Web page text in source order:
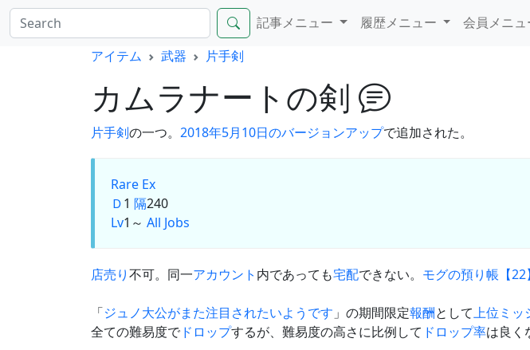
記事メニュー 履歴メニュー 会員メニュ
アイテム
武器 片手剣
カムラナートの剣
片手剣の一つ。 2018年5月10日のバージョンアップで追加された。
Rare Ex
Ｄ1 隔240
Lv1～ All Jobs
店売り不可。同一アカウント 内であっても宅配できない。 モグの預り帳【22】
「ジュノ大公がまた注目されたいようです 」の期間限定報酬として上位ミッ
全ての難易度で ドロップするが、難易度の高さに比例して ドロップ率は良く